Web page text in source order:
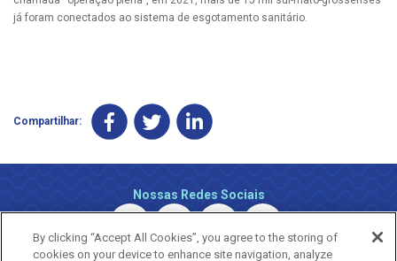
já foram conectados ao sistema de esgotamento sanitário.
Compartilhar:
Nossas Redes Sociais
By clicking “Accept All Cookies”, you agree to the storing of
cookies on your device to enhance site navigation, analyze